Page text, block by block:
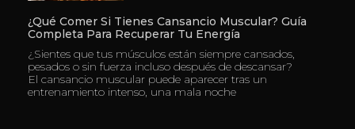
¿Qué Comer Si Tienes Cansancio Muscular? Guía
Completa Para Recuperar Tu Energía
¿Sientes que tus músculos están siempre cansados,
pesados o sin fuerza incluso después de descansar?
El cansancio muscular puede aparecer tras un
entrenamiento intenso, una mala noche